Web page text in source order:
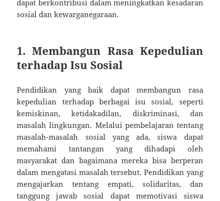
dapat berkontribusi dalam meningkatkan kesadaran
sosial dan kewarganegaraan.
1. Membangun Rasa Kepedulian
terhadap Isu Sosial
Pendidikan yang baik dapat membangun rasa
kepedulian terhadap berbagai isu sosial, seperti
kemiskinan, ketidakadilan, diskriminasi, dan
masalah lingkungan. Melalui pembelajaran tentang
masalah-masalah sosial yang ada, siswa dapat
memahami tantangan yang dihadapi oleh
masyarakat dan bagaimana mereka bisa berperan
dalam mengatasi masalah tersebut. Pendidikan yang
mengajarkan tentang empati, solidaritas, dan
tanggung jawab sosial dapat memotivasi siswa